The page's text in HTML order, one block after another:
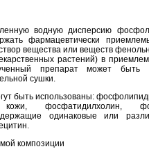
водную дисперсию
фармацевтически
вещества или веществ
растений) в
препарат может быть
сушки.
быть использованы:
фосфатидилхолин,
одинаковые или
композиции